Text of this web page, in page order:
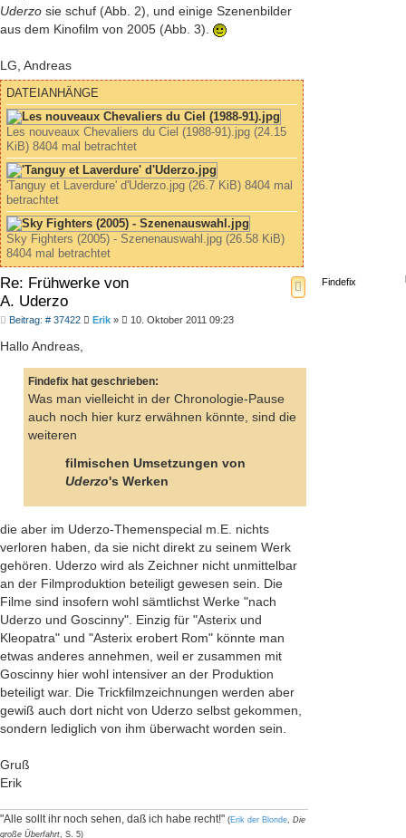
Uderzo sie schuf (Abb. 2), und einige Szenenbilder
aus dem Kinofilm von 2005 (Abb. 3).
LG, Andreas
DATEIANHÄNGE
Les nouveaux Chevaliers du Ciel (1988-91).jpg (24.15
KiB) 8404 mal betrachtet
'Tanguy et Laverdure' d'Uderzo.jpg (26.7 KiB) 8404 mal
betrachtet
Sky Fighters (2005) - Szenenauswahl.jpg (26.58 KiB)
8404 mal betrachtet
Re: Frühwerke von
A. Uderzo
Beitrag: # 37422Beitrag
Erik » 10. Oktober 2011 09:23
Hallo Andreas,
Findefix hat geschrieben:
Was man vielleicht in der Chronologie-Pause
auch noch hier kurz erwähnen könnte, sind die
weiteren
filmischen Umsetzungen von
Uderzo's Werken
die aber im Uderzo-Themenspecial m.E. nichts
verloren haben, da sie nicht direkt zu seinem Werk
gehören. Uderzo wird als Zeichner nicht unmittelbar
an der Filmproduktion beteiligt gewesen sein. Die
Filme sind insofern wohl sämtlichst Werke "nach
Uderzo und Goscinny". Einzig für "Asterix und
Kleopatra" und "Asterix erobert Rom" könnte man
etwas anderes annehmen, weil er zusammen mit
Goscinny hier wohl intensiver an der Produktion
beteiligt war. Die Trickfilmzeichnungen werden aber
gewiß auch dort nicht von Uderzo selbst gekommen,
sondern lediglich von ihm überwacht worden sein.
Gruß
Erik
"Alle sollt ihr noch sehen, daß ich habe recht!" (Erik der Blonde, Die
große Überfahrt, S. 5)
Findefix